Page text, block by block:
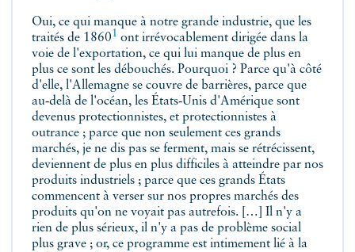
Oui, ce qui manque à notre grande industrie, que les
traités de 18601 ont irrévocablement dirigée dans la
voie de l'exportation, ce qui lui manque de plus en
plus ce sont les débouchés. Pourquoi ? Parce qu'à côté
d'elle, l'Allemagne se couvre de barrières, parce que
au‑delà de l'océan, les États‑Unis d'Amérique sont
devenus protectionnistes, et protectionnistes à
outrance ; parce que non seulement ces grands
marchés, je ne dis pas se ferment, mais se rétrécissent,
deviennent de plus en plus difficiles à atteindre par nos
produits industriels ; parce que ces grands États
commencent à verser sur nos propres marchés des
produits qu'on ne voyait pas autrefois. […] Il n'y a
rien de plus sérieux, il n'y a pas de problème social
plus grave ; or, ce programme est intimement lié à la